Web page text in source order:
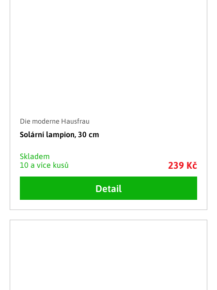
Die moderne Hausfrau
Solární lampion, 30 cm
Skladem
10 a více kusů
239 Kč
Detail